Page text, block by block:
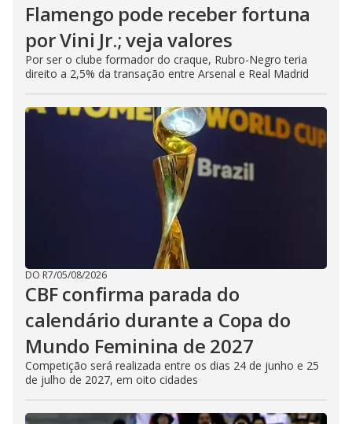
Flamengo pode receber fortuna
por Vini Jr.; veja valores
Por ser o clube formador do craque, Rubro-Negro teria
direito a 2,5% da transação entre Arsenal e Real Madrid
DO R7/05/08/2026
CBF confirma parada do
calendário durante a Copa do
Mundo Feminina de 2027
Competição será realizada entre os dias 24 de junho e 25
de julho de 2027, em oito cidades